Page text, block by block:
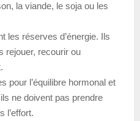
la viande, le soja ou les
les réserves d’énergie. Ils
rejouer, recourir ou
pour l’équilibre hormonal et
ne doivent pas prendre
l’effort.